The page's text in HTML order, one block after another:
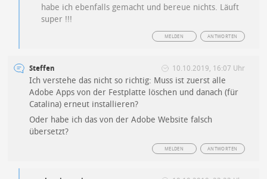
habe ich ebenfalls gemacht und bereue nichts. Läuft
super !!!
ANTWORTEN
MELDEN
Steffen 10.10.2019, 16:07 Uhr
Ich verstehe das nicht so richtig: Muss ist zuerst alle
Adobe Apps von der Festplatte löschen und danach (für
Catalina) erneut installieren?
Oder habe ich das von der Adobe Website falsch
übersetzt?
ANTWORTEN
MELDEN